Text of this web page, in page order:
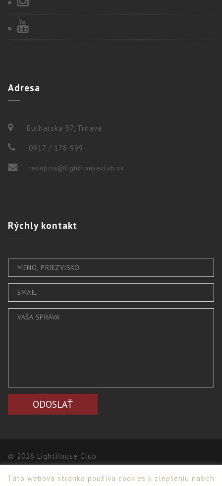
Adresa
Bulharska 37, Trnava
0917 / 178 999
recepcia@lighthouseclub.sk
Rýchlykontakt
© 2026 LightHouse Club
Táto webová stránka používa cookies k zlepšeniu našich